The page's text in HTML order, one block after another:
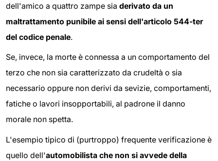
dell'amico a quattro zampe sia derivato da un
maltrattamento punibile ai sensi dell'articolo 544-ter
del codice penale.
Se, invece, la morte è connessa a un comportamento del
terzo che non sia caratterizzato da crudeltà o sia
necessario oppure non derivi da sevizie, comportamenti,
fatiche o lavori insopportabili, al padrone il danno
morale non spetta.
L'esempio tipico di (purtroppo) frequente verificazione è
quello dell'automobilista che non si avvede della